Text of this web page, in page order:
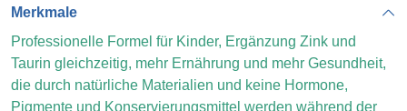
Merkmale
Professionelle Formel für Kinder, Ergänzung Zink und
Taurin gleichzeitig, mehr Ernährung und mehr Gesundheit,
die durch natürliche Materialien und keine Hormone,
Pigmente und Konservierungsmittel werden während der